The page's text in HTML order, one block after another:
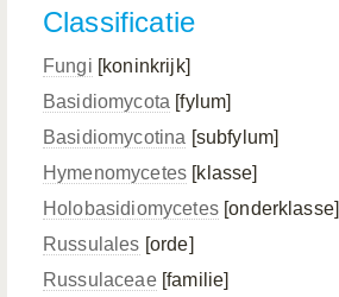
Classificatie
Fungi [koninkrijk]
Basidiomycota [fylum]
Basidiomycotina [subfylum]
Hymenomycetes [klasse]
Holobasidiomycetes[onderklasse]
Russulales [orde]
Russulaceae[familie]